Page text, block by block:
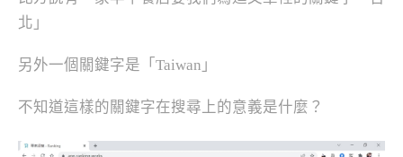
北」
另外一個關鍵字是「Taiwan」
不知道這樣的關鍵字在搜尋上的意義是什麼？